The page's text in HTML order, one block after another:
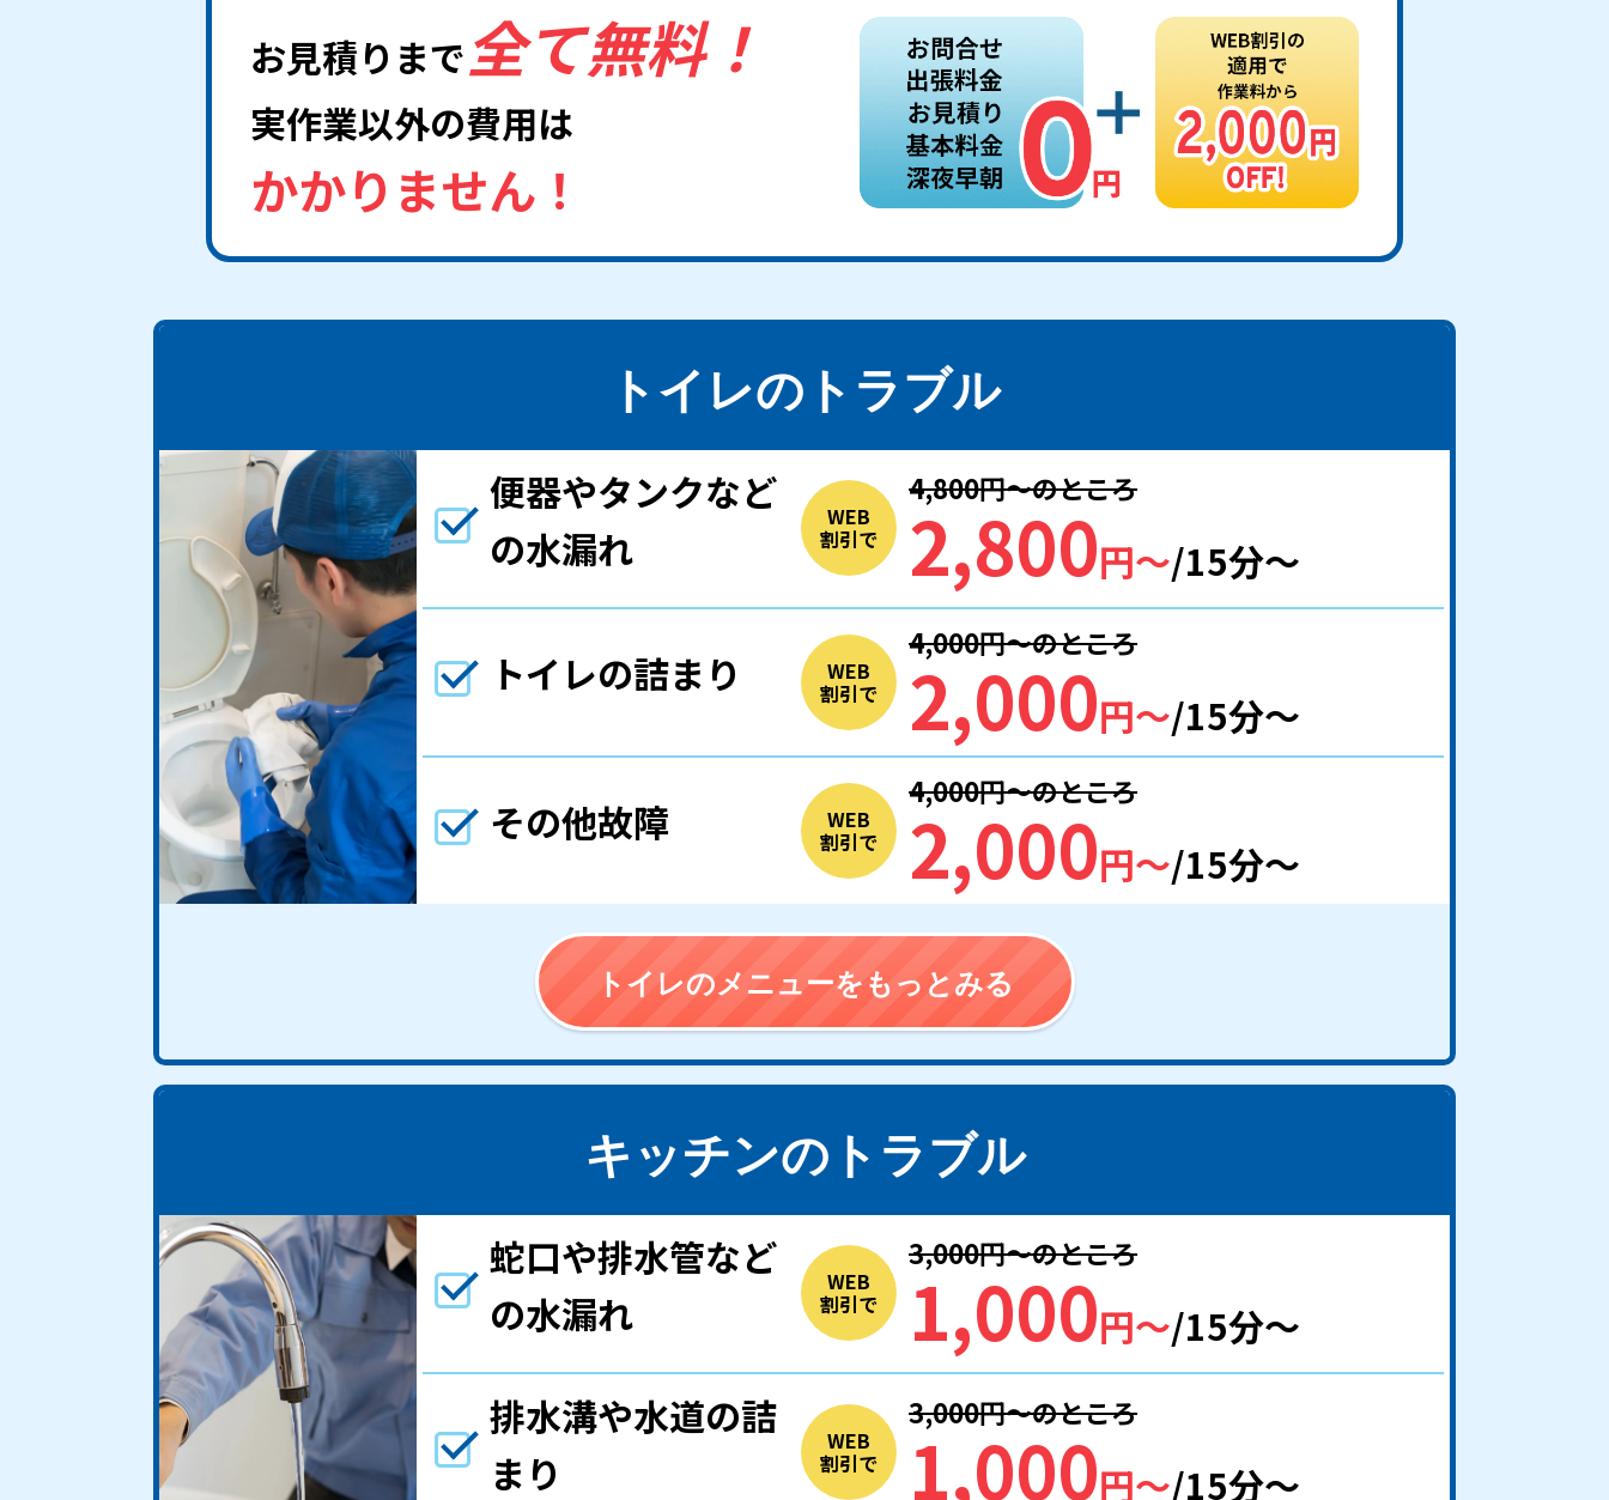
お見積りまで全て無料！
実作業以外の費用は
かかりません！
トイレのトラブル
便器やタンクなど
の水漏れ
WEB
割引で
4,800円〜のところ
2,800円〜/15分〜
トイレの詰まり WEB
割引で
4,000円〜のところ
2,000円〜/15分〜
その他故障 WEB
割引で
4,000円〜のところ
2,000円〜/15分〜
トイレのメニューをもっとみる
キッチンのトラブル
蛇口や排水管など
の水漏れ
WEB
割引で
3,000円〜のところ
1,000円〜/15分〜
排水溝や水道の詰
まり
WEB
割引で
3,000円〜のところ
1,000円〜/15分〜